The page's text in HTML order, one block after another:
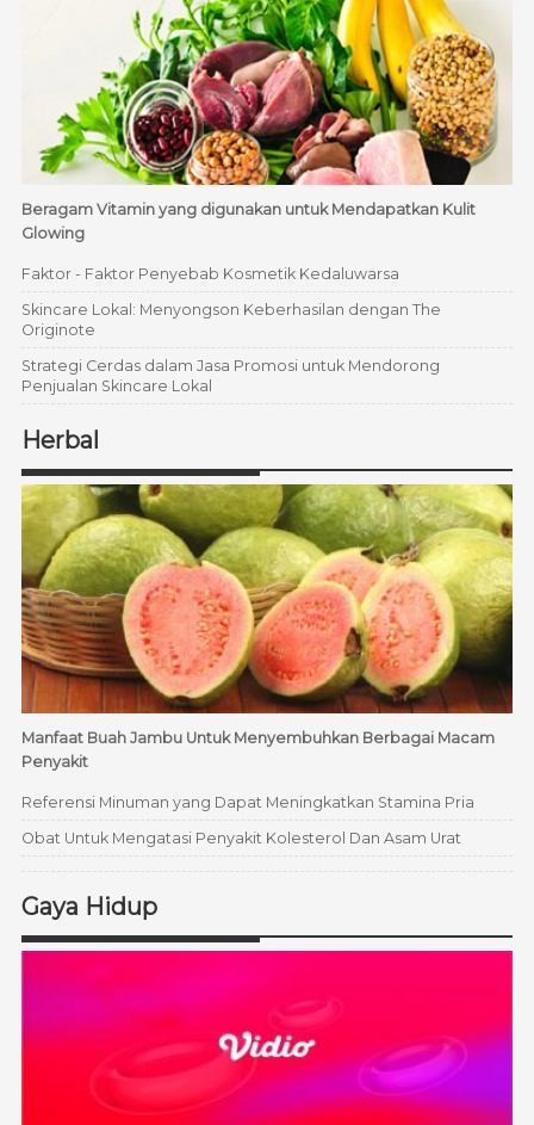
Beragam Vitamin yang digunakan untuk Mendapatkan Kulit
Glowing
Faktor - Faktor Penyebab Kosmetik Kedaluwarsa
Skincare Lokal: Menyongson Keberhasilan dengan The
Originote
Strategi Cerdas dalam Jasa Promosi untuk Mendorong
Penjualan Skincare Lokal
Herbal
Manfaat Buah Jambu Untuk Menyembuhkan Berbagai Macam
Penyakit
Referensi Minuman yang Dapat Meningkatkan Stamina Pria
Obat Untuk Mengatasi Penyakit Kolesterol Dan Asam Urat
Gaya Hidup